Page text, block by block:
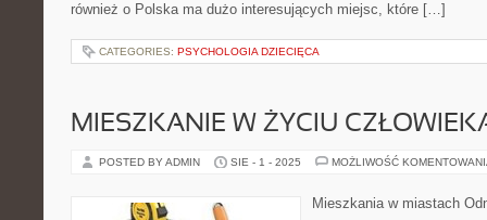
również o Polska ma dużo interesujących miejsc, które […]
CATEGORIES: PSYCHOLOGIA DZIECIĘCA
MIESZKANIE W ŻYCIU
POSTED BY ADMIN SIE - 1 - 2025 MOŻLIWOŚĆ
Mieszkania w miastach